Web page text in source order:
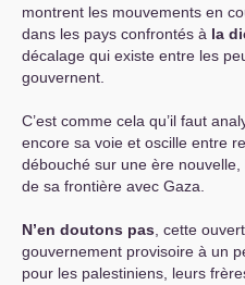
montrent les mouvements en
dans les pays confrontés à la
décalage qui existe entre les
gouvernent.
C’est comme cela qu’il faut
encore sa voie et oscille entre
débouché sur une ère nouvelle,
de sa frontière avec Gaza.
N’en doutons pas , cette
gouvernement provisoire à un
pour les palestiniens, leurs